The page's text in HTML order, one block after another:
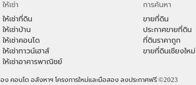
ให้เช่า
ให้เช่าที่ดิน
ให้เช่าบ้าน
ให้เช่าคอนโด
ให้เช่าทาวน์เฮาส์
ให้เช่าอาคารพาณิชย์
การค้นหา
ขายที่ดิน
ประกาศขายที่ดิน
ที่ดินราคาถูก
ขายที่ดินเชียงใหม่
อง คอนโด อสังหาฯ โครงการใหม่และมือสอง ลงประกาศฟรี©2023